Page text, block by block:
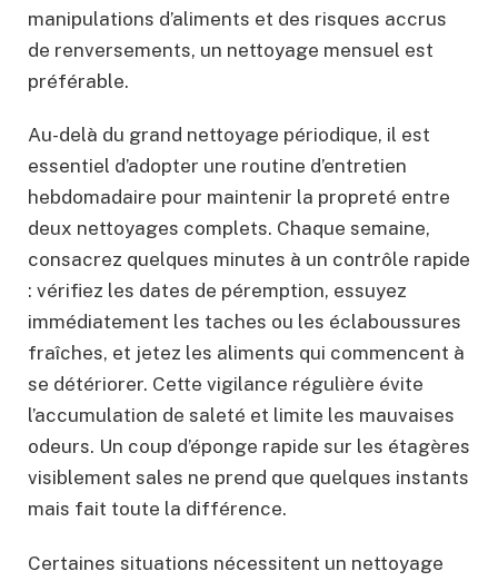
manipulations d’aliments et des risques accrus
de renversements, un nettoyage mensuel est
préférable.
Au-delà du grand nettoyage périodique, il est
essentiel d’adopter une routine d’entretien
hebdomadaire pour maintenir la propreté entre
deux nettoyages complets. Chaque semaine,
consacrez quelques minutes à un contrôle rapide
: vérifiez les dates de péremption, essuyez
immédiatement les taches ou les éclaboussures
fraîches, et jetez les aliments qui commencent à
se détériorer. Cette vigilance régulière évite
l’accumulation de saleté et limite les mauvaises
odeurs. Un coup d’éponge rapide sur les étagères
visiblement sales ne prend que quelques instants
mais fait toute la différence.
Certaines situations nécessitent un nettoyage